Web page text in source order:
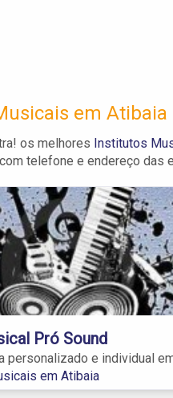
em Atibaia
os melhores Institutos
telefone e endereço das
Pró Sound
personalizado e individual
em Atibaia